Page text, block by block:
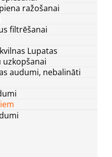
ražošanai
filtrēšanai
Lupatas
audumi, nebalināti